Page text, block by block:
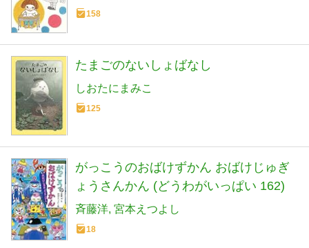
158
たまごのないしょばなし
しおたにまみこ
125
がっこうのおばけずかん おばけじゅぎ
ょうさんかん (どうわがいっぱい 162)
斉藤洋 宮本えつよし
18